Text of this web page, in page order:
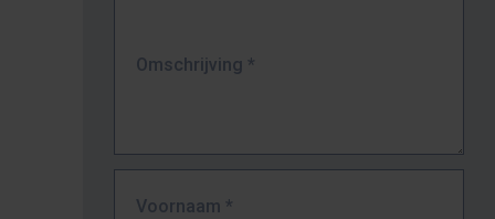
Omschrijving *
Voornaam *